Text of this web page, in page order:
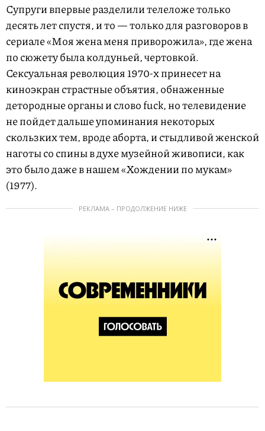
Супруги впервые разделили телеложе только
десять лет спустя, и то — только для разговоров в
сериале «Моя жена меня приворожила», где жена
по сюжету была колдуньей, чертовкой.
Сексуальная революция 1970-х принесет на
киноэкран страстные объятия, обнаженные
детородные органы и слово fuck, но телевидение
не пойдет дальше упоминания некоторых
скользких тем, вроде аборта, и стыдливой женской
наготы со спины в духе музейной живописи, как
это было даже в нашем «Хождении по мукам»
(1977).
РЕКЛАМА – ПРОДОЛЖЕНИЕ НИЖЕ